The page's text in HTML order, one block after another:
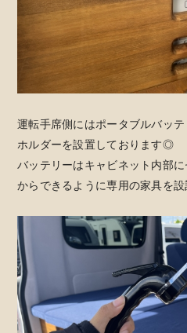
運転手席側にはポータブルバッ
ホルダーを設置しております◎
バッテリーはキャビネット内部
からできるように専用の家具を設